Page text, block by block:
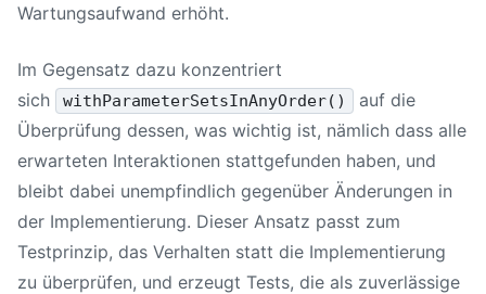
Wartungsaufwand erhöht.
Im Gegensatz dazu konzentriert
sich
withParameterSetsInAnyOrder()
auf die
Überprüfung dessen, was wichtig ist, nämlich dass alle
erwarteten Interaktionen stattgefunden haben, und
bleibt dabei unempfindlich gegenüber Änderungen in
der Implementierung. Dieser Ansatz passt zum
Testprinzip, das Verhalten statt die Implementierung
zu überprüfen, und erzeugt Tests, die als zuverlässige